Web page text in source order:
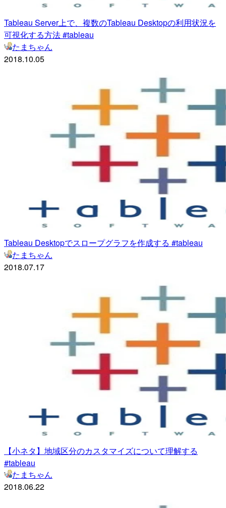
Tableau Server上で、複数のTableau Desktopの利用状況を
可視化する方法 #tableau
たまちゃん
2018.10.05
Tableau Desktopでスロープグラフを作成する #tableau
たまちゃん
2018.07.17
【小ネタ】地域区分のカスタマイズについて理解する
#tableau
たまちゃん
2018.06.22